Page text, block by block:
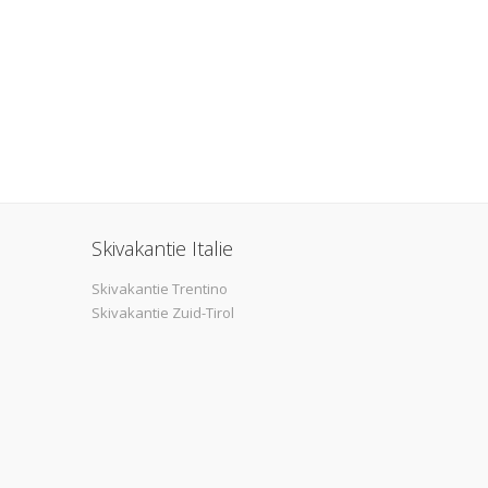
Skivakantie Italie
Skivakantie Trentino
Skivakantie Zuid-Tirol